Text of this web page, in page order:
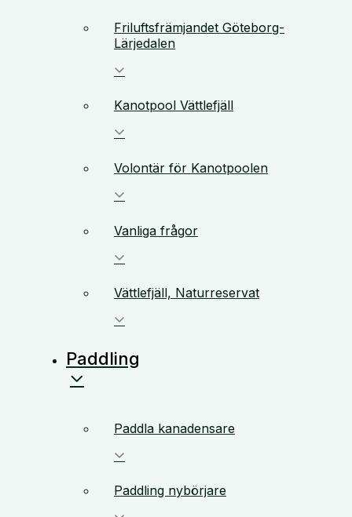
Friluftsfrämjandet Göteborg-
Lärjedalen
Kanotpool Vättlefjäll
Volontär för Kanotpoolen
Vanliga frågor
Vättlefjäll, Naturreservat
Paddling
Paddla kanadensare
Paddling nybörjare